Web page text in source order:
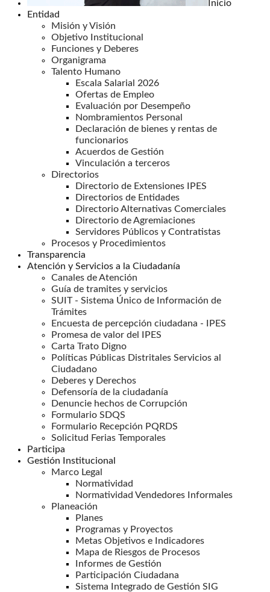
Inicio
Entidad
Misión y Visión
Objetivo Institucional
Funciones y Deberes
Organigrama
Talento Humano
Escala Salarial 2026
Ofertas de Empleo
Evaluación por Desempeño
Nombramientos Personal
Declaración de bienes y rentas de
funcionarios
Acuerdos de Gestión
Vinculación a terceros
Directorios
Directorio de Extensiones IPES
Directorios de Entidades
Directorio Alternativas Comerciales
Directorio de Agremiaciones
Servidores Públicos y Contratistas
Procesos y Procedimientos
Transparencia
Atención y Servicios a la Ciudadanía
Canales de Atención
Guía de tramites y servicios
SUIT - Sistema Único de Información de
Trámites
Encuesta de percepción ciudadana - IPES
Promesa de valor del IPES
Carta Trato Digno
Políticas Públicas Distritales Servicios al
Ciudadano
Deberes y Derechos
Defensoría de la ciudadanía
Denuncie hechos de Corrupción
Formulario SDQS
Formulario Recepción PQRDS
Solicitud Ferias Temporales
Participa
Gestión Institucional
Marco Legal
Normatividad
Normatividad Vendedores Informales
Planeación
Planes
Programas y Proyectos
Metas Objetivos e Indicadores
Mapa de Riesgos de Procesos
Informes de Gestión
Participación Ciudadana
Sistema Integrado de Gestión SIG